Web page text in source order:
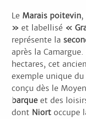
Le Marais poitevin,
» et labellisé «
représente la
après la
hectares, cet
exemple unique
conçu dès le
barque et des
dont Niort occupe